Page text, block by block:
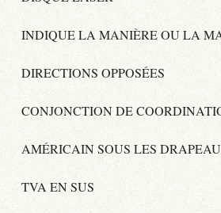
INDIQUE LA MANIÈRE OU LA
DIRECTIONS OPPOSÉES
CONJONCTION DE
AMÉRICAIN SOUS LES
TVA EN SUS